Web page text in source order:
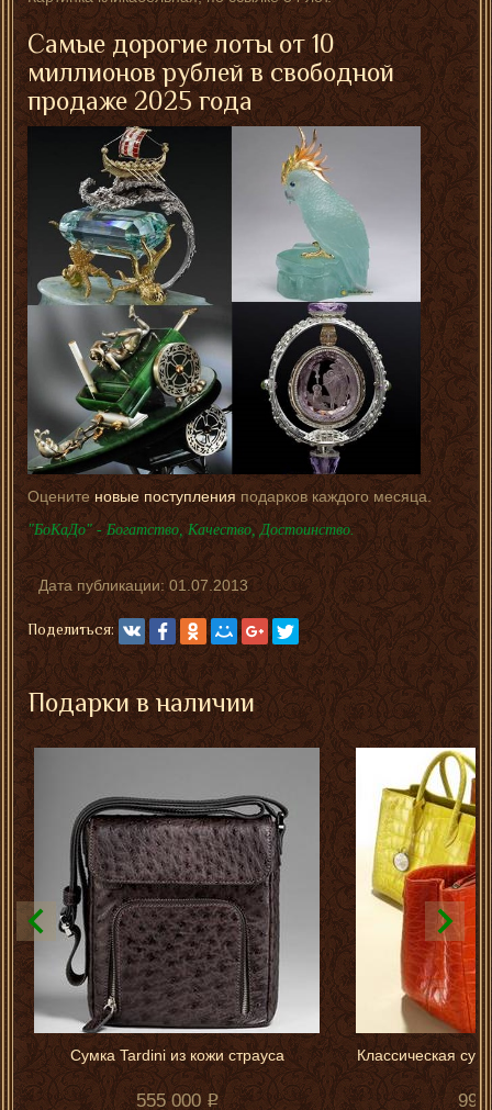
Самые дорогие лоты от 10
миллионов рублей в свободной
продаже 2025 года
Оценитеновые поступления подарков каждого месяца.
"БоКаДо" - Богатство, Качество, Достоинство.
Дата публикации:01.07.2013
Поделиться:
Подарки в наличии
Сумка Tardini из кожи страуса
555 000
Классическая
995